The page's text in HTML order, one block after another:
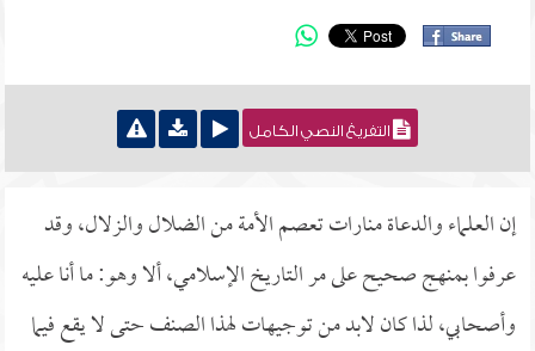
التفريغ النصي الكامل
إن العلماء والدعاة منارات تعصم الأمة من الضلال والزلال، وقد
عرفوا بمنهج صحيح على مر التاريخ الإسلامي، ألا وهو: ما أنا عليه
وأصحابي، لذا كان لابد من توجيهات لهذا الصنف حتى لا يقع فيما